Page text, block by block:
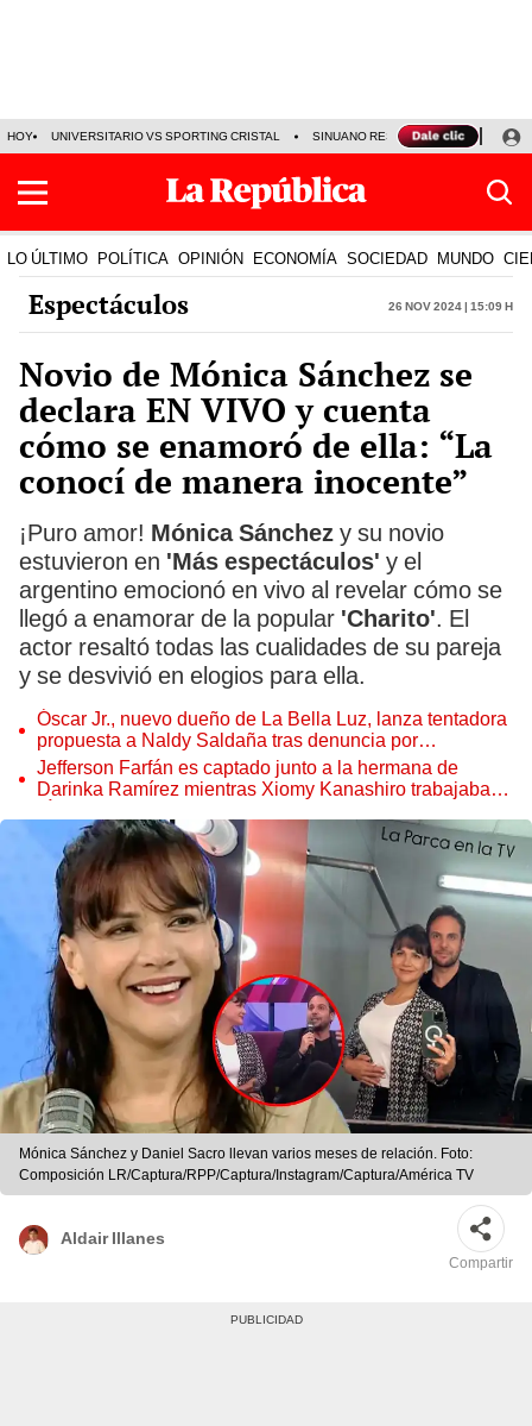
HOY UNIVERSITARIO VS SPORTING CRISTAL SINUANO RESULTADOS HOY
LO ÚLTIMO POLÍTICA OPINIÓN ECONOMÍA SOCIEDAD MUNDO
Espectáculos 26 Nov 2024 | 15:09 h
Novio de Mónica Sánchez se
declara EN VIVO y cuenta
cómo se enamoró de ella: “La
conocí de manera inocente”
¡Puro amor! Mónica Sánchez y su novio
estuvieron en 'Más espectáculos' y el
argentino emocionó en vivo al revelar cómo se
llegó a enamorar de la popular 'Charito'. El
actor resaltó todas las cualidades de su pareja
y se desvivió en elogios para ella.
Óscar Jr., nuevo dueño de La Bella Luz, lanza tentadora
propuesta a Naldy Saldaña tras denuncia por
tocamientos
Jefferson Farfán es captado junto a la hermana de
Darinka Ramírez mientras Xiomy Kanashiro trabajaba:
Mónica Sánchez y Daniel Sacro llevan varios meses de relación. Foto:
Composición LR/Captura/RPP/Captura/Instagram/Captura/América TV
Aldair Illanes
Compartir